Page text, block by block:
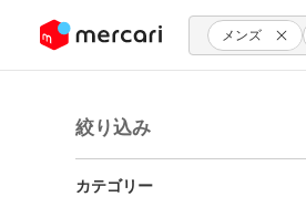
ツにスキップ メンズ
絞り込み
カテゴリー